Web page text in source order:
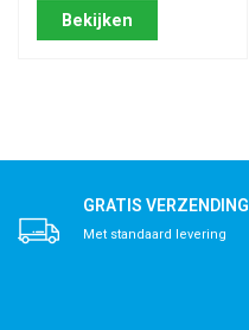
Bekijken
GRATIS VERZENDING
Met standaard levering